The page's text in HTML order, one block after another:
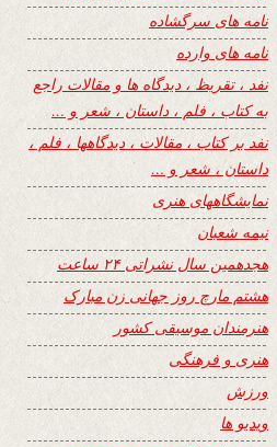
نامه های سرگشاده
نامه های وارده
نفد ، تقریظ ، دیدگاه ها و مقالات راجع
به کتاب ، فلم ، داستان ، شعر و …
نفد بر کتاب ، مقالات ، دیدگاهها ، فلم ،
داستان ، شعر و …
نمایشگاههای هنری
نیمه شعبان
هجدهمین سال نشراتی ۲۴ ساعت
هشتم مارچ روز جهانی زن مبارک
هنرمندان موسیقی کشور
هنری و فرهنگی
ورزش
ویدیو ها